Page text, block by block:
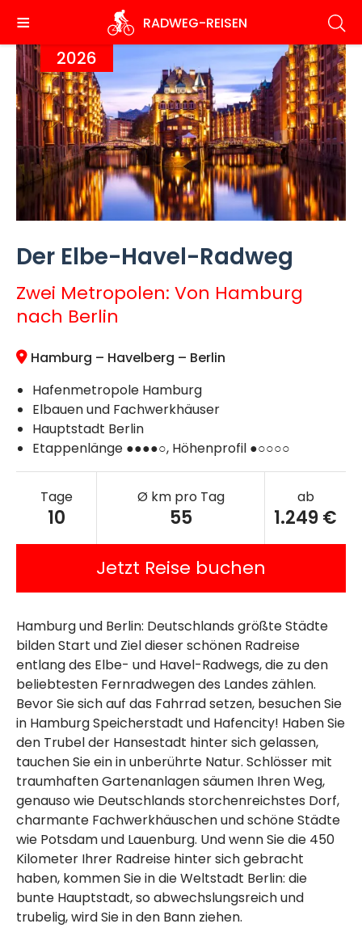
zum
Inhalt
RADWEG-REISEN
2026
Der Elbe-Havel-Radweg
Zwei Metropolen: Von Hamburg
nach Berlin
Hamburg – Havelberg – Berlin
Hafenmetropole Hamburg
Elbauen und Fachwerkhäuser
Hauptstadt Berlin
Etappenlänge ●●●●○, Höhenprofil ●○○○○
Tage
10
Ø km pro Tag
55
ab
1.249 €
Jetzt Reise buchen
Hamburg und Berlin: Deutschlands größte Städte
bilden Start und Ziel dieser schönen Radreise
entlang des Elbe- und Havel-Radwegs, die zu den
beliebtesten Fernradwegen des Landes zählen.
Bevor Sie sich auf das Fahrrad setzen, besuchen Sie
in Hamburg Speicherstadt und Hafencity! Haben Sie
den Trubel der Hansestadt hinter sich gelassen,
tauchen Sie ein in unberührte Natur. Schlösser mit
traumhaften Gartenanlagen säumen Ihren Weg,
genauso wie Deutschlands storchenreichstes Dorf,
charmante Fachwerkhäuschen und schöne Städte
wie Potsdam und Lauenburg. Und wenn Sie die 450
Kilometer Ihrer Radreise hinter sich gebracht
haben, kommen Sie in die Weltstadt Berlin: die
bunte Hauptstadt, so abwechslungsreich und
trubelig, wird Sie in den Bann ziehen.